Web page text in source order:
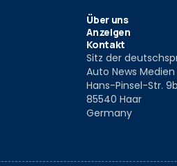
Über uns
Anzeigen
Kontakt
Sitz der
Auto News
Hans-Pinsel-Str. 9b
85540 Haar
Germany